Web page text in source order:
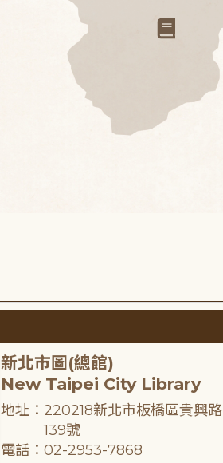
新北市圖(總館)
New Taipei City Library
地址：220218新北市板橋區貴興路
139號
電話：02-2953-7868